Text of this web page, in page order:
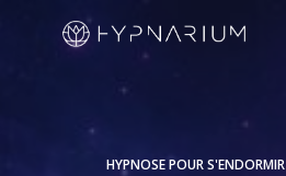
HYPNOSE POUR S'ENDORMIR